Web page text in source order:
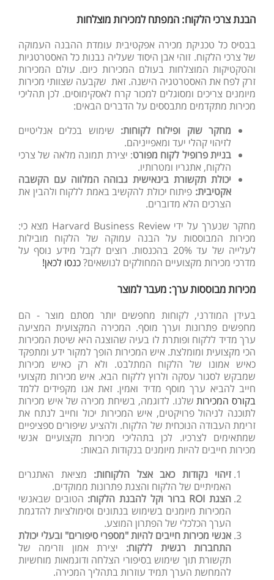
הבנת צרכי הלקוח: המפתח למכירות מוצלחות
בבסיס כל טכניקת מכירה אפקטיבית עומדת ההבנה העמוקה
של צרכי הלקוח. זוהי אבן היסוד שעליה נבנות כל האסטרטגיות
והטקטיקות המוצלחות בעולם המכירות כיום. עולם המכירות
זרק לפח את האסטרטגיה הישנה. זאת שקבעה שצוותי מכירות
מיומנים צריכים ומסוגלים למכור קרח לאסקימוסים. לכן תהליכי
מכירות מתקדמים מתבססים על הדברים הבאים:
מחקר שוק ופילוח לקוחות: שימוש בכלים אנליטיים
לזיהוי קהלי יעד ומאפייניהם.
בניית פרופיל לקוח מפורט: יצירת תמונה מלאה של צרכי
הלקוח, אתגריו ומטרותיו.
יכולת תקשורת בינאישית גבוהה המלווה עם הקשבה
אקטיבית: פיתוח יכולת להקשיב באמת ללקוח ולהבין את
הצרכים הלא מדוברים.
מחקר שנערך על ידי Harvard Business Review מצא כי:
מכירות המבוססות על הבנה עמוקה של הלקוח מובילות
לעלייה של עד 20% בהכנסות. רוצים לקבל מידע נוסף על
מדרכי מכירות מקצועיים המחולקים לנושאים?כנסו לכאן!
מכירות מבוססות ערך: מעבר למוצר
בעידן המודרני, לקוחות מחפשים יותר מסתם מוצר - הם
מחפשים פתרונות וערך מוסף. המכירה המקצועית המציעה
ערך מדיד ללקוח ופותרת לו בעיה שהוצגה היא שיטת המכירות
הכי מקצועית ומומלצת. איש המכירות הופך למקור ידע ומתפקד
כאיש אמונו של הלקוח המתלבט. ולא רק כאיש מכירות
שמבקש לסגור עסקה ולרוץ ללקוח הבא. איש מכירות מקצועי
חייב להביא ערך מוסף מדיד ואמין. זאת אנו מקפידים ללמד
בקורס המכירותשלנו. לדוגמה, בשיחת מכירה של איש מכירות
לתוכנה לניהול פרויקטים, איש המכירות יכול וחייב לנתח את
זרימת העבודה הנוכחית של הלקוח. ולהציע שיפורים ספציפיים
שמתאימים לצרכיו. לכן בתהליכי מכירות מקצועיים אנשי
מכירות חייבים להיות מיומנים בנקודות הבאות:
זיהוי נקודות כאב אצל הלקוחות: מציאת האתגרים
האמיתיים של הלקוח והצגתפתרונות ממוקדים.
הצגת ROI ברור וקל להבנת הלקוח: הטובים שבאנשי
המכירות מיומנים בשימוש בנתונים וסימולציות להדגמת
הערך הכלכלי של הפתרון המוצע.
אנשי מכירות חייבים להיות "מספרי סיפורים" ובעלי יכולת
התחברות רגשית ללקוח: יצירת אמון וזרימה של
תקשורת תוך שימוש בסיפורי הצלחה ודוגמאות מוחשיות
להמחשת הערך תמיד עוזרות בתהליך המכירה.